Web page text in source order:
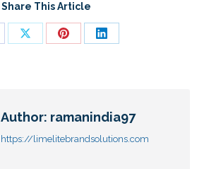
Share This Article
Author: ramanindia97
https://limelitebrandsolutions.com